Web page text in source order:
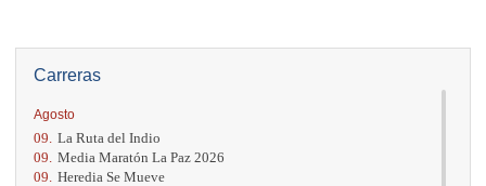
Carreras
Agosto
09. La Ruta del Indio
09. Media Maratón La Paz 2026
09. Heredia Se Mueve